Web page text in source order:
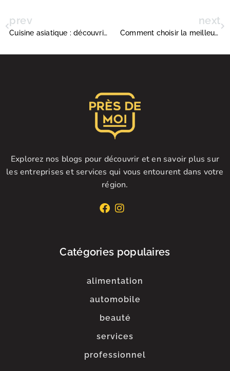
prev
Cuisine asiatique : découvrir les meilleures spécialités avec les séries télévisées
next
Comment choisir la meilleure coupe de cheveux pour hommes ?
Explorez nos blogs pour découvrir et en savoir plus sur
les entreprises et services qui vous entourent dans votre
région.
Catégories populaires
alimentation
automobile
beauté
services
professionnel